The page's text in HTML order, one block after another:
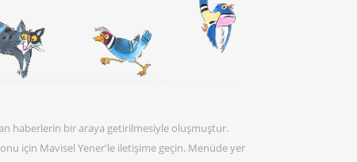
haberlerin bir araya getirilmesiyle oluşmuştur.
için Mavisel Yener'le iletişime geçin. Menüde yer